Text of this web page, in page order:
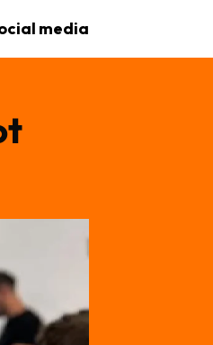
media